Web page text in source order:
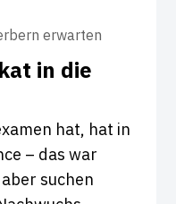
erwarten
in die
hat, hat in
– das war
suchen